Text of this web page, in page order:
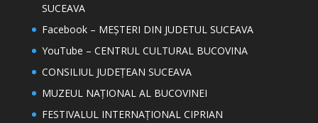
SUCEAVA
Facebook – MEȘTERI DIN JUDETUL SUCEAVA
YouTube – CENTRUL CULTURAL BUCOVINA
CONSILIUL JUDEȚEAN SUCEAVA
MUZEUL NAȚIONAL AL BUCOVINEI
FESTIVALUL INTERNAȚIONAL CIPRIAN